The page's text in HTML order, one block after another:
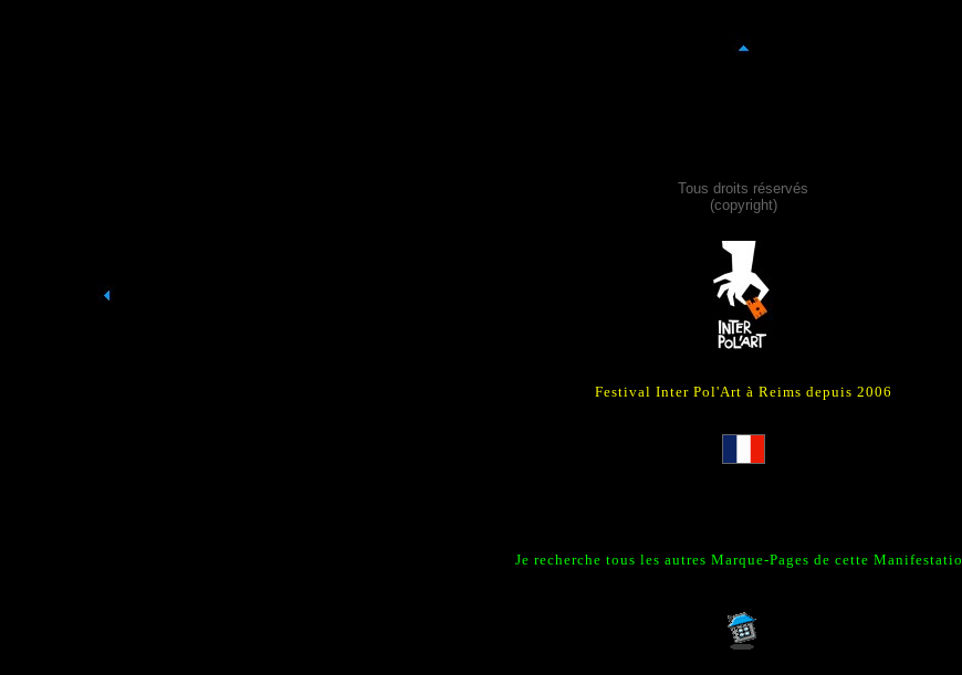
Tous droits réservés
(copyright)
Festival Inter Pol'Art à Reims depuis 2006
Je recherche tous les autres Marque-Pages de cette Manifestatio